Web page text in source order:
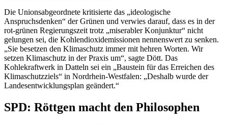
Die Unionsabgeordnete kritisierte das „ideologische
Anspruchsdenken“ der Grünen und verwies darauf, dass es in der
rot-grünen Regierungszeit trotz „miserabler Konjunktur“ nicht
gelungen sei, die Kohlendioxidemissionen nennenswert zu senken.
„Sie besetzen den Klimaschutz immer mit hehren Worten. Wir
setzen Klimaschutz in der Praxis um“, sagte Dött. Das
Kohlekraftwerk in Datteln sei ein „Baustein für das Erreichen des
Klimaschutzziels“ in Nordrhein-Westfalen: „Deshalb wurde der
Landesentwicklungsplan geändert.“
SPD: Röttgen macht den Philosophen